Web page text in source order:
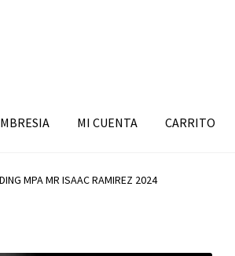
MI CUENTA CARRITO
MPA MR ISAAC RAMIREZ 2024